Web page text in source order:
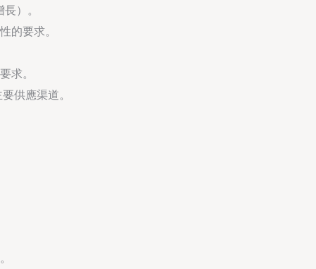
）。
的要求。
求。
供應渠道。